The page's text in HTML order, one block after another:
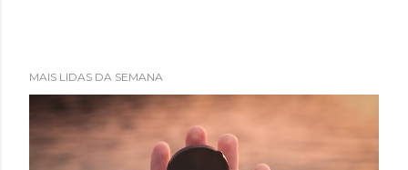
MAIS LIDAS DA SEMANA